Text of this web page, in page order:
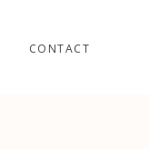
CONTACT